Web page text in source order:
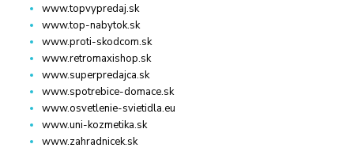
www.topvypredaj.sk
www.top-nabytok.sk
www.proti-skodcom.sk
www.retromaxishop.sk
www.superpredajca.sk
www.spotrebice-domace.sk
www.osvetlenie-svietidla.eu
www.uni-kozmetika.sk
www.zahradnicek.sk